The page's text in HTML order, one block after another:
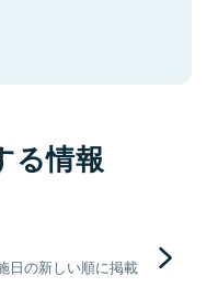
る情報
日の新しい順に掲載